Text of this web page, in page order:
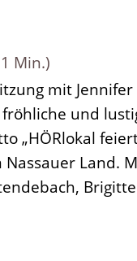
Min.)
mit
und
„HÖRlokal
Land.